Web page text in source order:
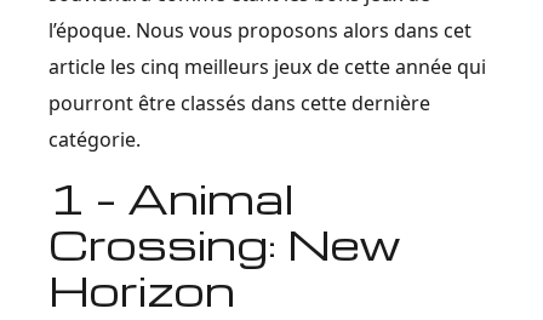
l’époque. Nous vous proposons alors dans cet
article les cinq meilleurs jeux de cette année qui
pourront être classés dans cette dernière
catégorie.
1 – Animal
Crossing: New
Horizon